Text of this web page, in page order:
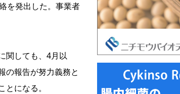
を発出した。事業者
関しても、4月以
の報告が努力義務と
になる。